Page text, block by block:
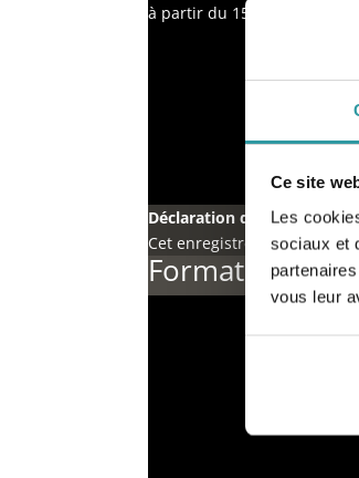
Ce site
Les
sociaux et
vous leur
à partir du 15/05/2019 sous le
Déclaration d’activité
Cet enregistrement ne vaut
Formation